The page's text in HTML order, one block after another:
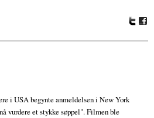
i USA begynte anmeldelsen i New York
vurdere et stykke søppel". Filmen ble